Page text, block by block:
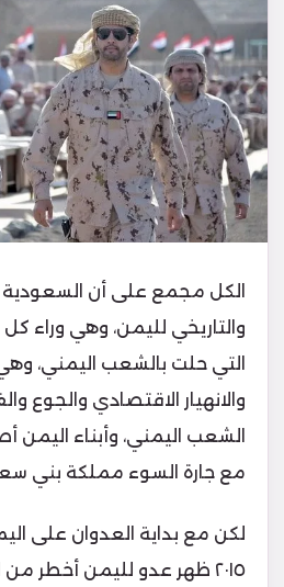
الكل مجمع على أن السعودية
والتاريخي لليمن، وهي وراء
التي حلت بالشعب اليمني،
والانهيار الاقتصادي والجوع
الشعب اليمني، وأبناء اليمن
مع جارة السوء مملكة بني
٢٠١٥ ظهر عدو لليمن أخطر